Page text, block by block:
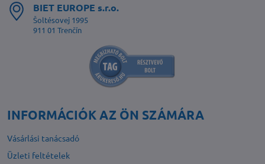
BIET EUROPE s​.r​.o​.
Šoltésovej 1995
911 01 Trenčín
INFORMÁCIÓK AZ ÖN SZÁMÁRA
Vásárlási tanácsadó
Üzleti feltételek